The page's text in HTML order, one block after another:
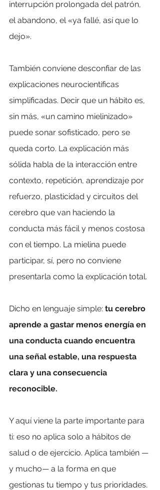
interrupción prolongada del patrón,
el abandono, el «ya fallé, así que lo
dejo».
También conviene desconfiar de las
explicaciones neurocientíficas
simplificadas. Decir que un hábito es,
sin más, «un camino mielinizado»
puede sonar sofisticado, pero se
queda corto. La explicación más
sólida habla de la interacción entre
contexto, repetición, aprendizaje por
refuerzo, plasticidad y circuitos del
cerebro que van haciendo la
conducta más fácil y menos costosa
con el tiempo. La mielina puede
participar, sí, pero no conviene
presentarla como la explicación total.
Dicho en lenguaje simple: tu cerebro
aprende a gastar menos energía en
una conducta cuando encuentra
una señal estable, una respuesta
clara y una consecuencia
reconocible.
Y aquí viene la parte importante para
ti: eso no aplica solo a hábitos de
salud o de ejercicio. Aplica también —
y mucho— a la forma en que
gestionas tu tiempo y tus prioridades.